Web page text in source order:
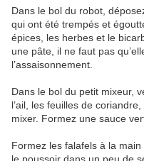
Dans le bol du robot,
qui ont été trempés et
épices, les herbes et le
une pâte, il ne faut pas
l’assaisonnement.
Dans le bol du petit mixeur,
l’ail, les feuilles de coriandre,
mixer. Formez une sauce
Formez les falafels à la main